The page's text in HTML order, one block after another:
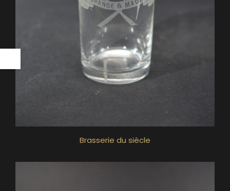
Brasserie du siècle